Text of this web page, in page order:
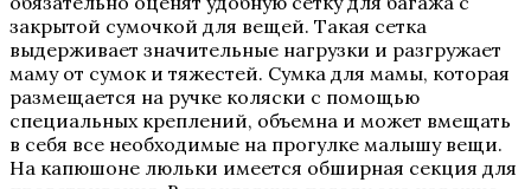
закрытой сумочкой для вещей. Такая сетка
выдерживает значительные нагрузки и разгружает
маму от сумок и тяжестей. Сумка для мамы, которая
размещается на ручке коляски с помощью
специальных креплений, объемна и может вмещать
в себя все необходимые на прогулке малышу вещи.
На капюшоне люльки имеется обширная секция для